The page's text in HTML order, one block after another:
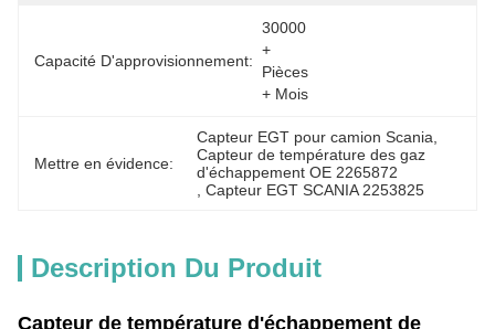
Capacité D'approvisionnement:
30000
+
Pièces
+ Mois
Mettre en évidence:
Capteur EGT pour camion Scania
Capteur de température des gaz
d'échappement OE 2265872
, Capteur EGT SCANIA 2253825
Description Du Produit
Capteur de température d'échappement de